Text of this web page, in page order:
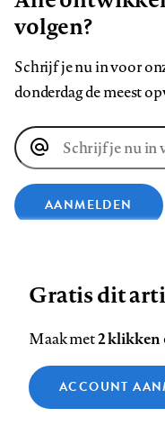
volgen?
Schrijf je nu in voor
donderdag de meest
E-
mailadres
AANMELDEN
ons
op
Facebook
ons
ons
Footer
Contact Colofon
Gratis dit
Maak met2 klikken
ACCOUNT
Zie onze cookie policy
Analytische cookies